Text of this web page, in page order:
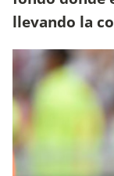
llevando la